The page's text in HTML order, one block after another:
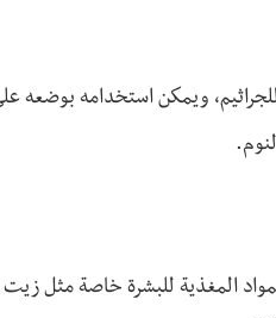
ويمكن استخدامه بوضعه
المغذية للبشرة خاصة مثل